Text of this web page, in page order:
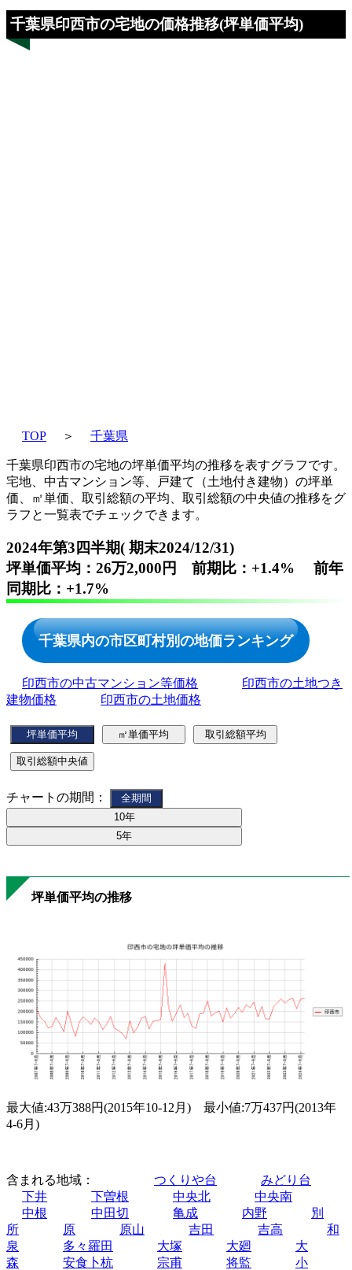
千葉県印西市の宅地の価格推移(坪単価平均)
TOP ＞ 千葉県
千葉県印西市の宅地の坪単価平均の推移を表すグラフです。
宅地、中古マンション等、戸建て（土地付き建物）の坪単
価、㎡単価、取引総額の平均、取引総額の中央値の推移をグ
ラフと一覧表でチェックできます。
2024年第3四半期( 期末2024/12/31)
坪単価平均：26万2,000円 前期比：+1.4% 前年
同期比：+1.7%
千葉県内の市区町村別の地価ランキング
印西市の中古マンション等価格
印西市の土地つき
建物価格
印西市の土地価格
チャートの期間：
坪単価平均の推移
最大値:43万388円(2015年10-12月) 最小値:7万437円(2013年
4-6月)
含まれる地域： つくりや台
みどり台
下井
下曽根 中央北
中央南
中根
中田切 亀成 内野
別
所
原 原山 吉田 吉高
和
泉
多々羅田 大塚 大廻
大
森
安食卜杭 宗甫 将監
小